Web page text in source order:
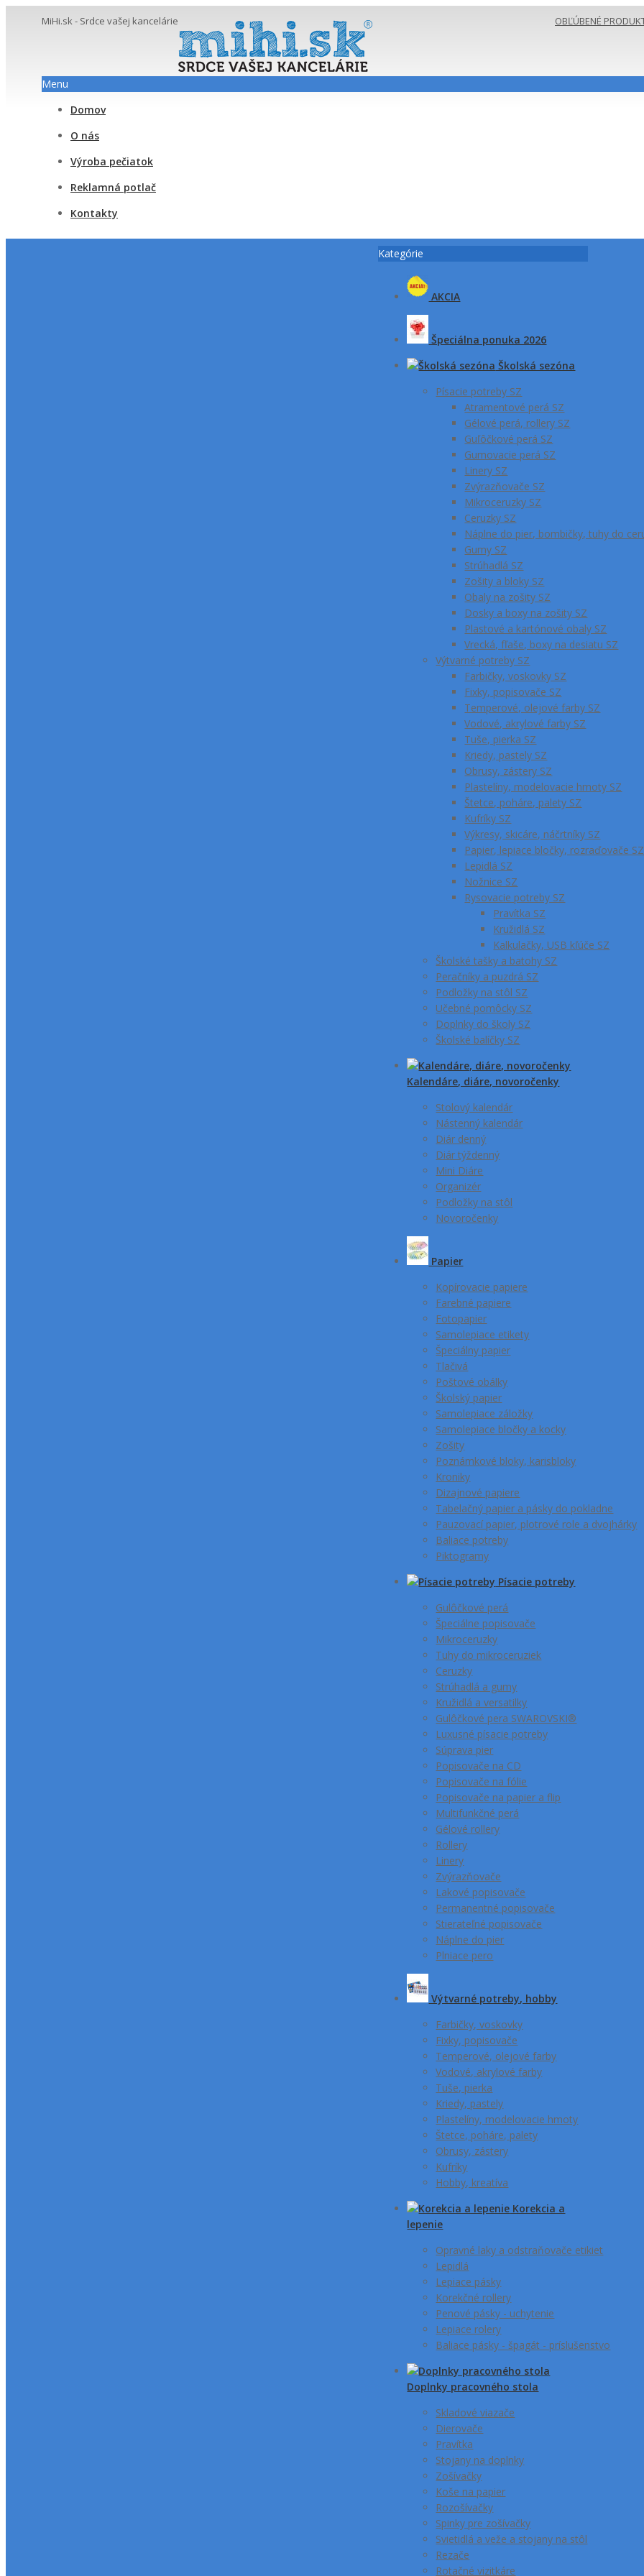
MiHi.sk - Srdce vašej kancelárie OBĽÚBENÉ
Menu
Domov
O nás
Výroba pečiatok
Reklamná potlač
Kontakty
Kategórie
AKCIA
Špeciálna ponuka 2026
Školská sezóna
Písacie potreby SZ
Atramentové perá SZ
Gélové perá, rollery SZ
Guľôčkové perá SZ
Gumovacie perá SZ
Linery SZ
Zvýrazňovače SZ
Mikroceruzky SZ
Ceruzky SZ
Náplne do pier, bombičky, tuhy do
Gumy SZ
Strúhadlá SZ
Zošity a bloky SZ
Obaly na zošity SZ
Dosky a boxy na zošity SZ
Plastové a kartónové obaly SZ
Vrecká, fľaše, boxy na desiatu SZ
Výtvarné potreby SZ
Farbičky, voskovky SZ
Fixky, popisovače SZ
Temperové, olejové farby SZ
Vodové, akrylové farby SZ
Tuše, pierka SZ
Kriedy, pastely SZ
Obrusy, zástery SZ
Plastelíny, modelovacie hmoty SZ
Štetce, poháre, palety SZ
Kufríky SZ
Výkresy, skicáre, náčrtníky SZ
Papier, lepiace bločky, rozraďovače SZ
Lepidlá SZ
Nožnice SZ
Rysovacie potreby SZ
Pravítka SZ
Kružidlá SZ
Kalkulačky, USB kľúče SZ
Školské tašky a batohy SZ
Peračníky a puzdrá SZ
Podložky na stôl SZ
Učebné pomôcky SZ
Doplnky do školy SZ
Školské balíčky SZ
Kalendáre, diáre, novoročenky
Stolový kalendár
Nástenný kalendár
Diár denný
Diár týždenný
Mini Diáre
Organizér
Podložky na stôl
Novoročenky
Papier
Kopírovacie papiere
Farebné papiere
Fotopapier
Samolepiace etikety
Špeciálny papier
Tlačivá
Poštové obálky
Školský papier
Samolepiace záložky
Samolepiace bločky a kocky
Zošity
Poznámkové bloky, karisbloky
Kroniky
Dizajnové papiere
Tabelačný papier a pásky do pokladne
Pauzovací papier, plotrové role a dvojhárky
Baliace potreby
Piktogramy
Písacie potreby
Gulôčkové perá
Špeciálne popisovače
Mikroceruzky
Tuhy do mikroceruziek
Ceruzky
Strúhadlá a gumy
Kružidlá a versatilky
Gulôčkové pera SWAROVSKI®
Luxusné písacie potreby
Súprava pier
Popisovače na CD
Popisovače na fólie
Popisovače na papier a flip
Multifunkčné perá
Gélové rollery
Rollery
Linery
Zvýrazňovače
Lakové popisovače
Permanentné popisovače
Stierateľné popisovače
Náplne do pier
Plniace pero
Výtvarné potreby, hobby
Farbičky, voskovky
Fixky, popisovače
Temperové, olejové farby
Vodové, akrylové farby
Tuše, pierka
Kriedy, pastely
Plastelíny, modelovacie hmoty
Štetce, poháre, palety
Obrusy, zástery
Kufríky
Hobby, kreatíva
Korekcia a
lepenie
Opravné laky a odstraňovače etikiet
Lepidlá
Lepiace pásky
Korekčné rollery
Penové pásky - uchytenie
Lepiace rolery
Baliace pásky - špagát - príslušenstvo
Doplnky pracovného stola
Skladové viazače
Dierovače
Pravítka
Stojany na doplnky
Zošívačky
Koše na papier
Rozošívačky
Spinky pre zošívačky
Svietidlá a veže a stojany na stôl
Rezače
Rotačné vizitkáre